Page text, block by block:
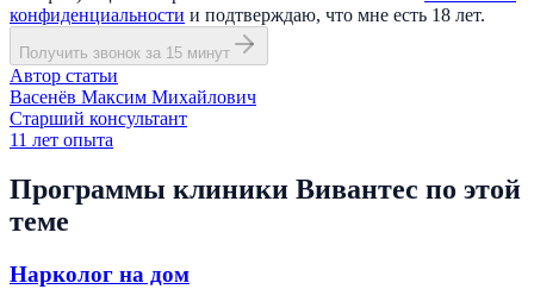
конфиденциальности и подтверждаю, что мне есть 18 лет.
Получить звонок за 15 минут
Автор статьи
Васенёв Максим Михайлович
Старший консультант
11 лет опыта
Программы клиники Вивантес по этой
теме
Нарколог на дом